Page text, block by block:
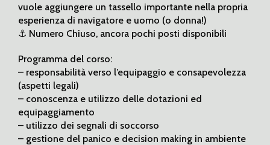
vuole aggiungere un tassello importante nella propria
esperienza di navigatore e uomo (o donna!)
⚓️ Numero Chiuso, ancora pochi posti disponibili
Programma del corso:
– responsabilità verso l’equipaggio e consapevolezza
(aspetti legali)
– conoscenza e utilizzo delle dotazioni ed
equipaggiamento
– utilizzo dei segnali di soccorso
– gestione del panico e decision making in ambiente